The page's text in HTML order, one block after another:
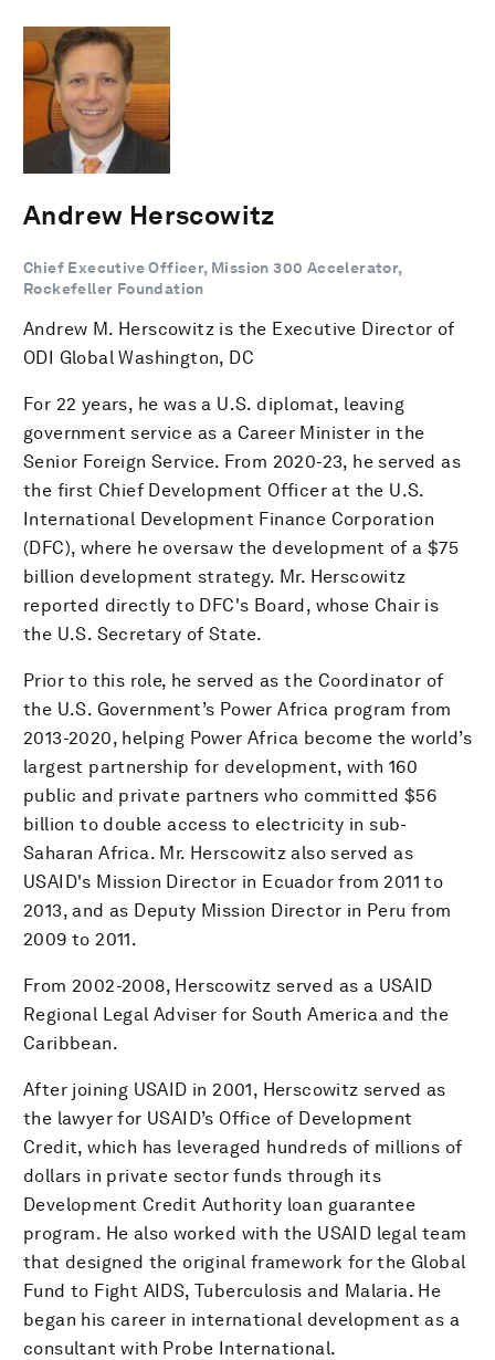
Andrew Herscowitz
Chief Executive Officer, Mission 300 Accelerator,
Rockefeller Foundation
Andrew M. Herscowitz is the Executive Director of
ODI Global Washington, DC
For 22 years, he was a U.S. diplomat, leaving
government service as a Career Minister in the
Senior Foreign Service. From 2020-23, he served as
the first Chief Development Officer at the U.S.
International Development Finance Corporation
(DFC), where he oversaw the development of a $75
billion development strategy. Mr. Herscowitz
reported directly to DFC's Board, whose Chair is
the U.S. Secretary of State.
Prior to this role, he served as the Coordinator of
the U.S. Government’s Power Africa program from
2013-2020, helping Power Africa become the world’s
largest partnership for development, with 160
public and private partners who committed $56
billion to double access to electricity in sub-
Saharan Africa. Mr. Herscowitz also served as
USAID's Mission Director in Ecuador from 2011 to
2013, and as Deputy Mission Director in Peru from
2009 to 2011.
From 2002-2008, Herscowitz served as a USAID
Regional Legal Adviser for South America and the
Caribbean.
After joining USAID in 2001, Herscowitz served as
the lawyer for USAID’s Office of Development
Credit, which has leveraged hundreds of millions of
dollars in private sector funds through its
Development Credit Authority loan guarantee
program. He also worked with the USAID legal team
that designed the original framework for the Global
Fund to Fight AIDS, Tuberculosis and Malaria. He
began his career in international development as a
consultant with Probe International.